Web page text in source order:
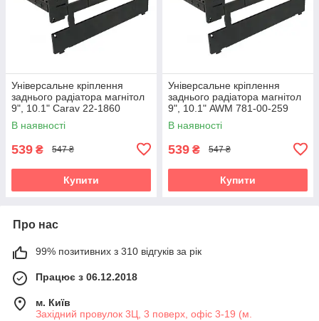
Універсальне кріплення
заднього радіатора магнітол
9", 10.1" Carav 22-1860
В наявності
539 ₴ 547 ₴
Купити
Універсальне кріплення
заднього радіатора магнітол
9", 10.1" AWM 781-00-259
В наявності
539 ₴ 547 ₴
Купити
Про нас
99% позитивних з 310 відгуків за рік
Працює з 06.12.2018
м. Київ
Західний провулок 3Ц, 3 поверх, офіс 3-19 (м.